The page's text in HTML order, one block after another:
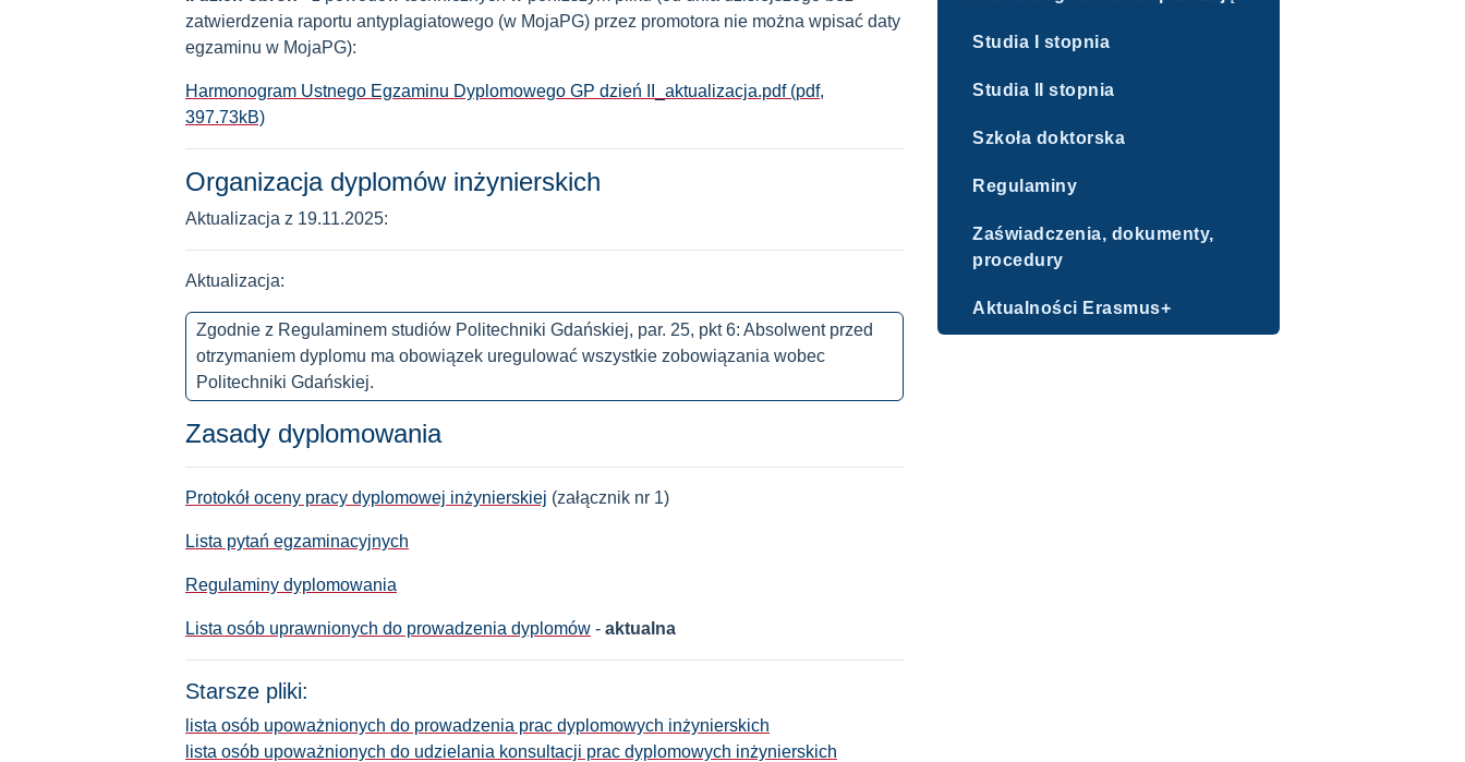
Studia I stopnia
Studia II stopnia
Szkoła doktorska
Regulaminy
Zaświadczenia, dokumenty,
procedury
Aktualności Erasmus+
zatwierdzenia raportu antyplagiatowego (w MojaPG) przez promotora nie można wpisać daty
egzaminu w MojaPG):
Harmonogram Ustnego Egzaminu Dyplomowego GP dzień II_aktualizacja.pdf (pdf,
397.73kB)
Organizacja dyplomów inżynierskich
Aktualizacja z 19.11.2025:
Aktualizacja:
Zgodnie z Regulaminem studiów Politechniki Gdańskiej, par. 25, pkt 6: Absolwent przed
otrzymaniem dyplomu ma obowiązek uregulować wszystkie zobowiązania wobec
Politechniki Gdańskiej.
Zasady dyplomowania
Protokół oceny pracy dyplomowej inżynierskiej (załącznik nr 1)
Lista pytań egzaminacyjnych
Regulaminy dyplomowania
Lista osób uprawnionych do prowadzenia dyplomów - aktualna
Starsze pliki:
lista osób upoważnionych do prowadzenia prac dyplomowych inżynierskich
lista osób upoważnionych do udzielania konsultacji prac dyplomowych inżynierskich